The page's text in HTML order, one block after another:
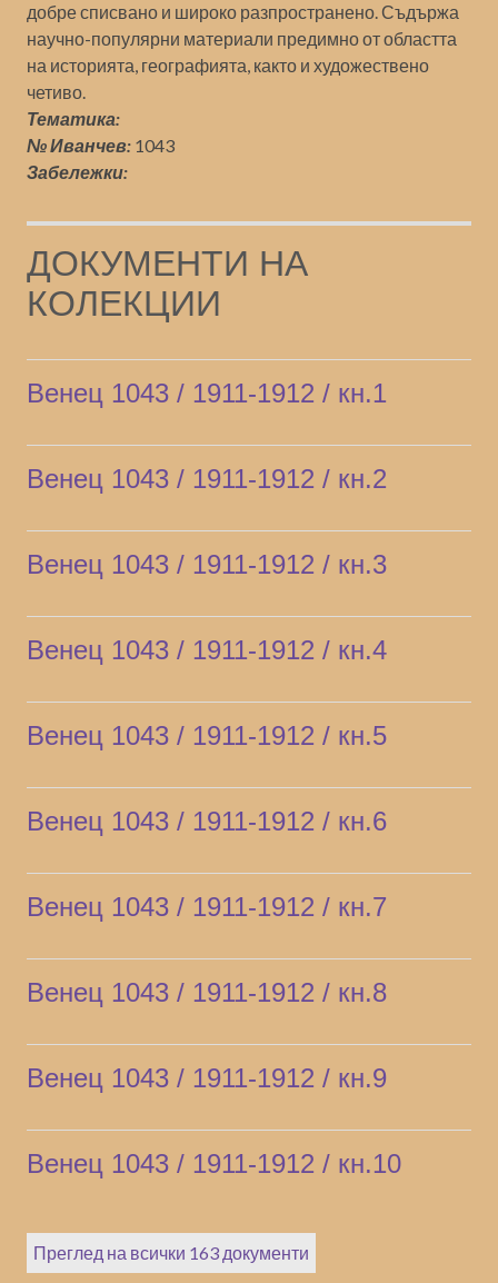
добре списвано и широко разпространено. Съдържа
научно-популярни материали предимно от областта
на историята, географията, както и художествено
четиво.
Тематика:
№ Иванчев: 1043
Забележки:
ДОКУМЕНТИ НА
КОЛЕКЦИИ
Венец 1043 / 1911-1912 / кн.1
Венец 1043 / 1911-1912 / кн.2
Венец 1043 / 1911-1912 / кн.3
Венец 1043 / 1911-1912 / кн.4
Венец 1043 / 1911-1912 / кн.5
Венец 1043 / 1911-1912 / кн.6
Венец 1043 / 1911-1912 / кн.7
Венец 1043 / 1911-1912 / кн.8
Венец 1043 / 1911-1912 / кн.9
Венец 1043 / 1911-1912 / кн.10
Преглед на всички 163 документи